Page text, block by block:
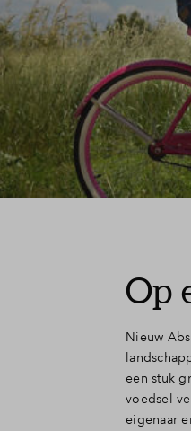
Op
Nieuw
een stuk
voedsel
eigenaar